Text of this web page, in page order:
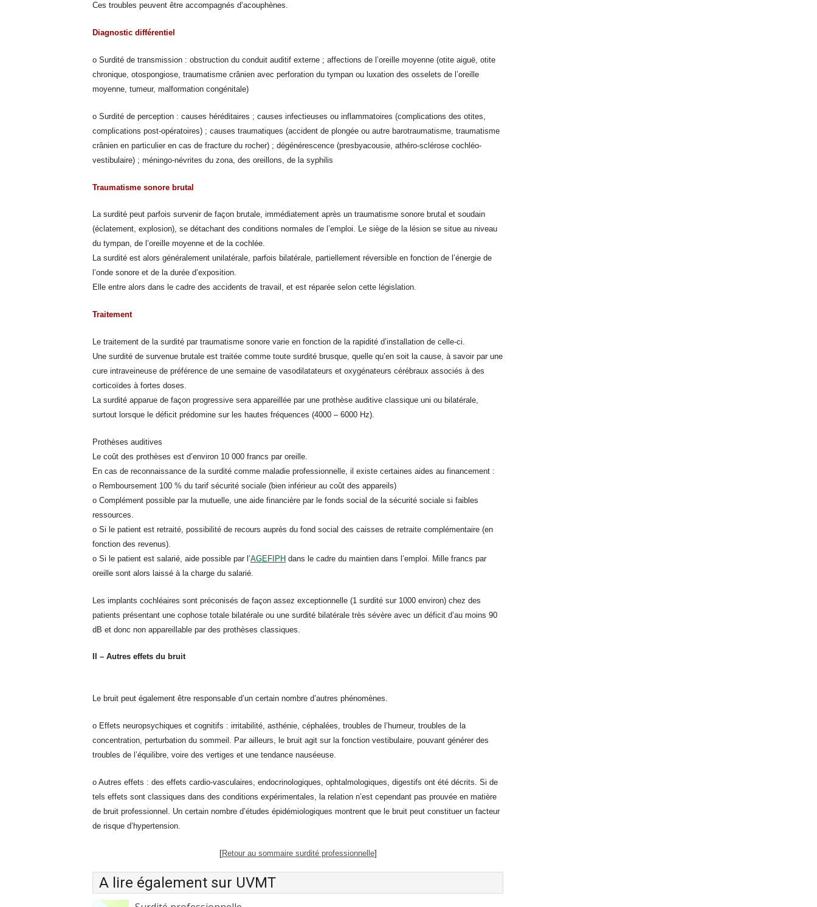
Ces troubles peuvent être accompagnés d’acouphènes.
Diagnostic différentiel
o Surdité de transmission : obstruction du conduit auditif externe ; affections de l’oreille moyenne (otite aiguë, otite
chronique, otospongiose, traumatisme crânien avec perforation du tympan ou luxation des osselets de l’oreille
moyenne, tumeur, malformation congénitale)
o Surdité de perception : causes héréditaires ; causes infectieuses ou inflammatoires (complications des otites,
complications post-opératoires) ; causes traumatiques (accident de plongée ou autre barotraumatisme, traumatisme
crânien en particulier en cas de fracture du rocher) ; dégénérescence (presbyacousie, athéro-sclérose cochléo-
vestibulaire) ; méningo-névrites du zona, des oreillons, de la syphilis
Traumatisme sonore brutal
La surdité peut parfois survenir de façon brutale, immédiatement après un traumatisme sonore brutal et soudain
(éclatement, explosion), se détachant des conditions normales de l’emploi. Le siège de la lésion se situe au niveau
du tympan, de l’oreille moyenne et de la cochlée.
La surdité est alors généralement unilatérale, parfois bilatérale, partiellement réversible en fonction de l’énergie de
l’onde sonore et de la durée d’exposition.
Elle entre alors dans le cadre des accidents de travail, et est réparée selon cette législation.
Traitement
Le traitement de la surdité par traumatisme sonore varie en fonction de la rapidité d’installation de celle-ci.
Une surdité de survenue brutale est traitée comme toute surdité brusque, quelle qu’en soit la cause, à savoir par une
cure intraveineuse de préférence de une semaine de vasodilatateurs et oxygénateurs cérébraux associés à des
corticoïdes à fortes doses.
La surdité apparue de façon progressive sera appareillée par une prothèse auditive classique uni ou bilatérale,
surtout lorsque le déficit prédomine sur les hautes fréquences (4000 – 6000 Hz).
Prothèses auditives
Le coût des prothèses est d’environ 10 000 francs par oreille.
En cas de reconnaissance de la surdité comme maladie professionnelle, il existe certaines aides au financement :
o Remboursement 100 % du tarif sécurité sociale (bien inférieur au coût des appareils)
o Complément possible par la mutuelle, une aide financière par le fonds social de la sécurité sociale si faibles
ressources.
o Si le patient est retraité, possibilité de recours auprès du fond social des caisses de retraite complémentaire (en
fonction des revenus).
o Si le patient est salarié, aide possible par l’AGEFIPH dans le cadre du maintien dans l’emploi. Mille francs par
oreille sont alors laissé à la charge du salarié.
Les implants cochléaires sont préconisés de façon assez exceptionnelle (1 surdité sur 1000 environ) chez des
patients présentant une cophose totale bilatérale ou une surdité bilatérale très sévère avec un déficit d’au moins 90
dB et donc non appareillable par des prothèses classiques.
II – Autres effets du bruit
Le bruit peut également être responsable d’un certain nombre d’autres phénomènes.
o Effets neuropsychiques et cognitifs : irritabilité, asthénie, céphalées, troubles de l’humeur, troubles de la
concentration, perturbation du sommeil. Par ailleurs, le bruit agit sur la fonction vestibulaire, pouvant générer des
troubles de l’équilibre, voire des vertiges et une tendance nauséeuse.
o Autres effets : des effets cardio-vasculaires, endocrinologiques, ophtalmologiques, digestifs ont été décrits. Si de
tels effets sont classiques dans des conditions expérimentales, la relation n’est cependant pas prouvée en matière
de bruit professionnel. Un certain nombre d’études épidémiologiques montrent que le bruit peut constituer un facteur
de risque d’hypertension.
[Retour au sommaire surdité professionnelle]
A lire également sur UVMT